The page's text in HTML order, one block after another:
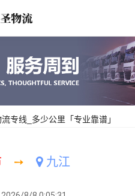
专线_多少公里「专业靠谱」
➙ 九江